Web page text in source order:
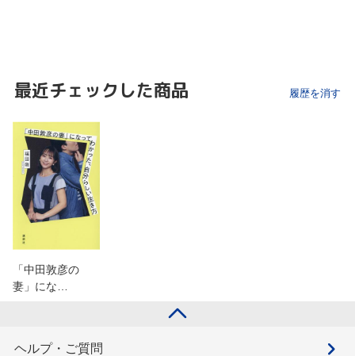
最近チェックした商品 履歴を消す
「中田敦彦の
妻」にな…
ヘルプ・ご質問